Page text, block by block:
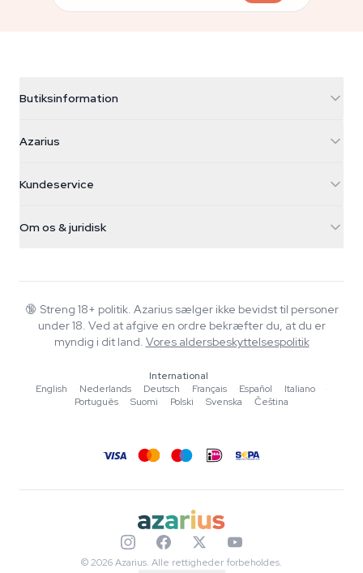
Butiksinformation
Galvaniweg 11
Nederland
+31(0)204897914
Azarius
Smokeshop
Kundeservice
Returpolitik
FAQ
Privatlivspolitik
Om os & juridisk
Wiki
Blog
Musik
Redaktionelle standarder
Værktøjer & Beregnere
🔞 Streng 18+ politik. Azarius sælger ikke bevidst til personer
under 18. Ved at afgive en ordre bekræfter du, at du er
myndig i dit land. Vores aldersbeskyttelsespolitik
International
English
·Nederlands ·Deutsch ·Français ·Español ·Italiano
·
Português
·Suomi ·Polski ·Svenska ·Čeština
© 2026 Azarius. Alle rettigheder forbeholdes.